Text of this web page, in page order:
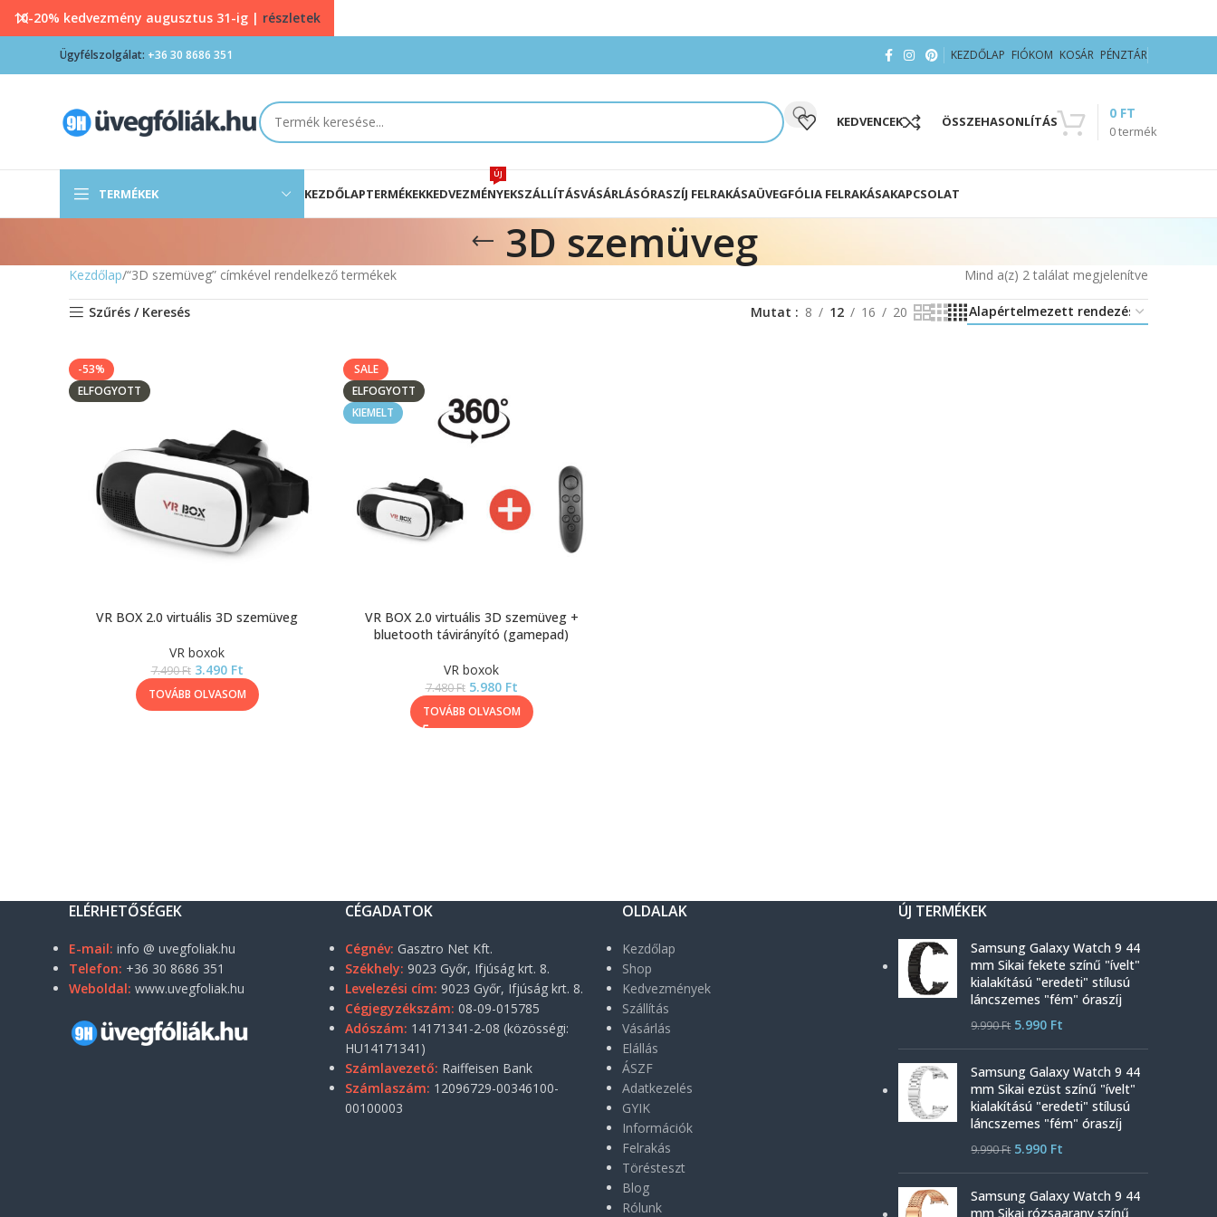
Ügyfélszolgálat: +36 30 8686 351 KEZDŐLAP FIÓKOM KOSÁR PÉNZTÁR
KEDVENCEK ÖSSZEHASONLÍTÁS
0termék
0 FT
TERMÉKEK KEZDŐLAPTERMÉKEKKEDVEZMÉNYEK
ÚJ
SZÁLLÍTÁSVÁSÁRLÁSÓRASZÍJ FELRAKÁSAÜVEGFÓLIA FELRAKÁSAKAPCSOLAT
3D szemüveg
Kezdőlap “3D szemüveg” címkével rendelkező termékek Mind a(z) 2 találat megjelenítve
Szűrés / Keresés Mutat 8 12 16 20
-53%
ELFOGYOTT
VR BOX 2.0 virtuális 3D szemüveg
VR boxok
7.490Ft 3.490 Ft
TOVÁBB OLVASOM
SALE
ELFOGYOTT
KIEMELT
VR BOX 2.0 virtuális 3D szemüveg +
bluetooth távirányító (gamepad)
VR boxok
7.480Ft 5.980 Ft
TOVÁBB OLVASOM
ELÉRHETŐSÉGEK
E-mail: info @ uvegfoliak.hu
Telefon: +36 30 8686 351
Weboldal: www.uvegfoliak.hu
CÉGADATOK
Cégnév: Gasztro Net Kft.
Székhely: 9023 Győr, Ifjúság krt. 8.
Levelezési cím: 9023 Győr, Ifjúság krt. 8.
Cégjegyzékszám: 08-09-015785
Adószám: 14171341-2-08 (közösségi:
HU14171341)
Számlavezető: Raiffeisen Bank
Számlaszám: 12096729-00346100-
00100003
OLDALAK
Kezdőlap
Shop
Kedvezmények
Szállítás
Vásárlás
Elállás
ÁSZF
Adatkezelés
GYIK
Információk
Felrakás
Törésteszt
Blog
Rólunk
ÚJ TERMÉKEK
Samsung Galaxy Watch 9 44
mm Sikai fekete színű "ívelt"
kialakítású "eredeti" stílusú
láncszemes "fém" óraszíj
9.990Ft 5.990 Ft
Samsung Galaxy Watch 9 44
mm Sikai ezüst színű "ívelt"
kialakítású "eredeti" stílusú
láncszemes "fém" óraszíj
9.990Ft 5.990 Ft
Samsung Galaxy Watch 9 44
mm Sikai rózsaarany színű
10-20% kedvezmény augusztus 31-ig | részletek